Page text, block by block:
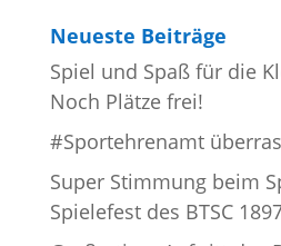
Neueste Beiträge
Spiel und Spaß für die
Noch Plätze frei!
#Sportehrenamt
Super Stimmung beim
Spielefest des BTSC